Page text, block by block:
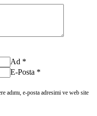
Ad *
E-Posta *
adımı, e-posta adresimi ve web site